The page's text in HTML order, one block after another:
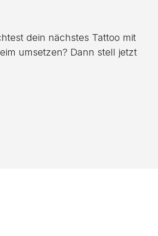
dein nächstes Tattoo mit
umsetzen? Dann stell jetzt